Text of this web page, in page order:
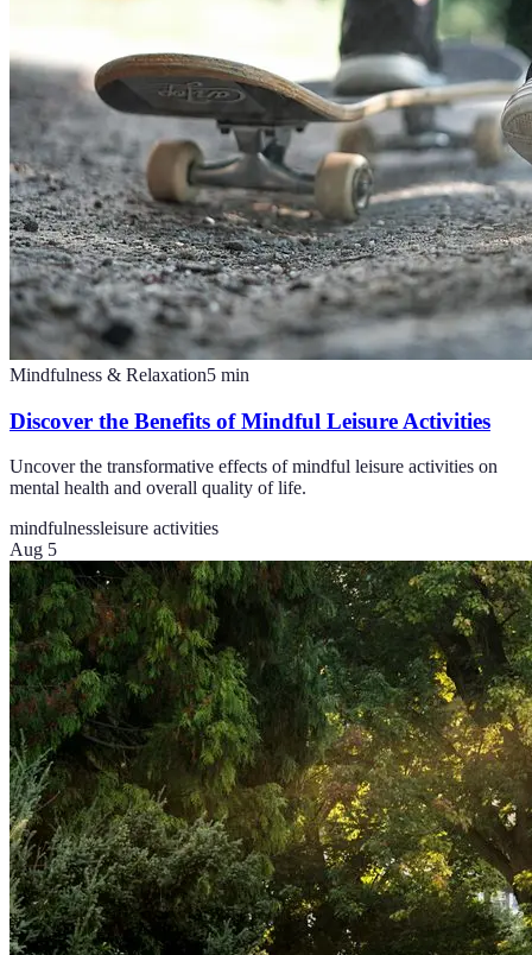
Mindfulness & Relaxation5 min
Discover the Benefits of Mindful Leisure Activities
Uncover the transformative effects of mindful leisure activities on
mental health and overall quality of life.
mindfulnessleisure activities
Aug 5